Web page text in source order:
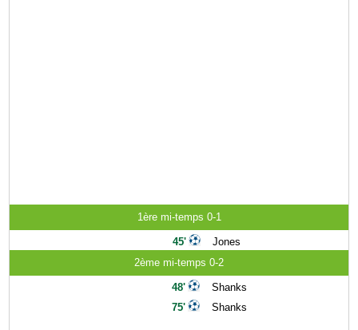
1ère mi-temps 0-1
45'
Jones
2ème mi-temps 0-2
48'
75'
Shanks
Shanks